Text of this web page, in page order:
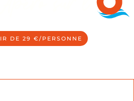
DE 29 €/PERSONNE